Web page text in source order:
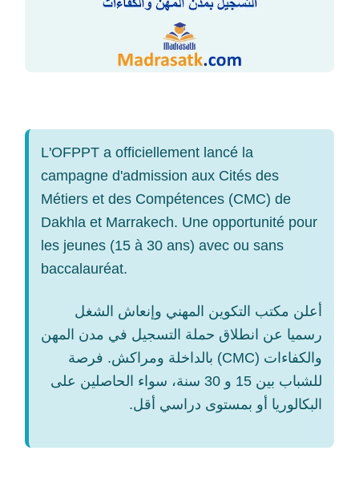
L'OFPPT a officiellement lancé la
campagne d'admission aux Cités des
Métiers et des Compétences (CMC) de
Dakhla et Marrakech. Une opportunité pour
les jeunes (15 à 30 ans) avec ou sans
baccalauréat.
أعلن مكتب التكوين المهني وإنعاش الشغل
رسميا عن انطلاق حملة التسجيل في مدن المهن
والكفاءات (CMC) بالداخلة ومراكش. فرصة
للشباب بين 15 و 30 سنة، سواء الحاصلين على
البكالوريا أو بمستوى دراسي أقل.